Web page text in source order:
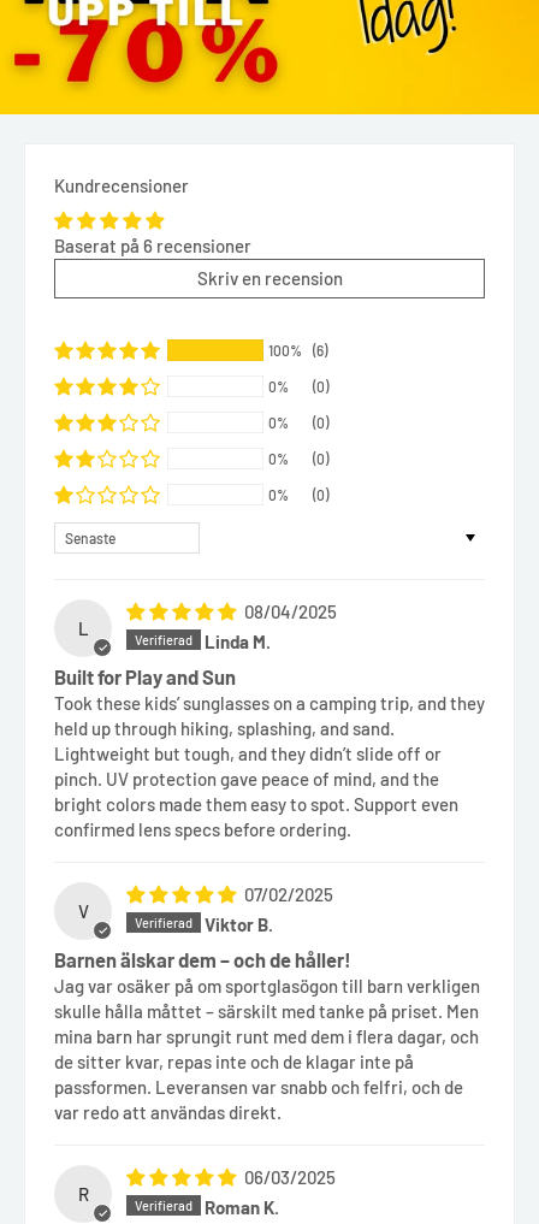
Kundrecensioner
Baserat på 6 recensioner
Skriv en recension
100% (6)
0% (0)
0% (0)
0% (0)
0% (0)
Sort by
L
08/04/2025
Linda M.
Built for Play and Sun
Took these kids’ sunglasses on a camping trip, and they
held up through hiking, splashing, and sand.
Lightweight but tough, and they didn’t slide off or
pinch. UV protection gave peace of mind, and the
bright colors made them easy to spot. Support even
confirmed lens specs before ordering.
V
07/02/2025
Viktor B.
Barnen älskar dem – och de håller!
Jag var osäker på om sportglasögon till barn verkligen
skulle hålla måttet – särskilt med tanke på priset. Men
mina barn har sprungit runt med dem i flera dagar, och
de sitter kvar, repas inte och de klagar inte på
passformen. Leveransen var snabb och felfri, och de
var redo att användas direkt.
R
06/03/2025
Roman K.